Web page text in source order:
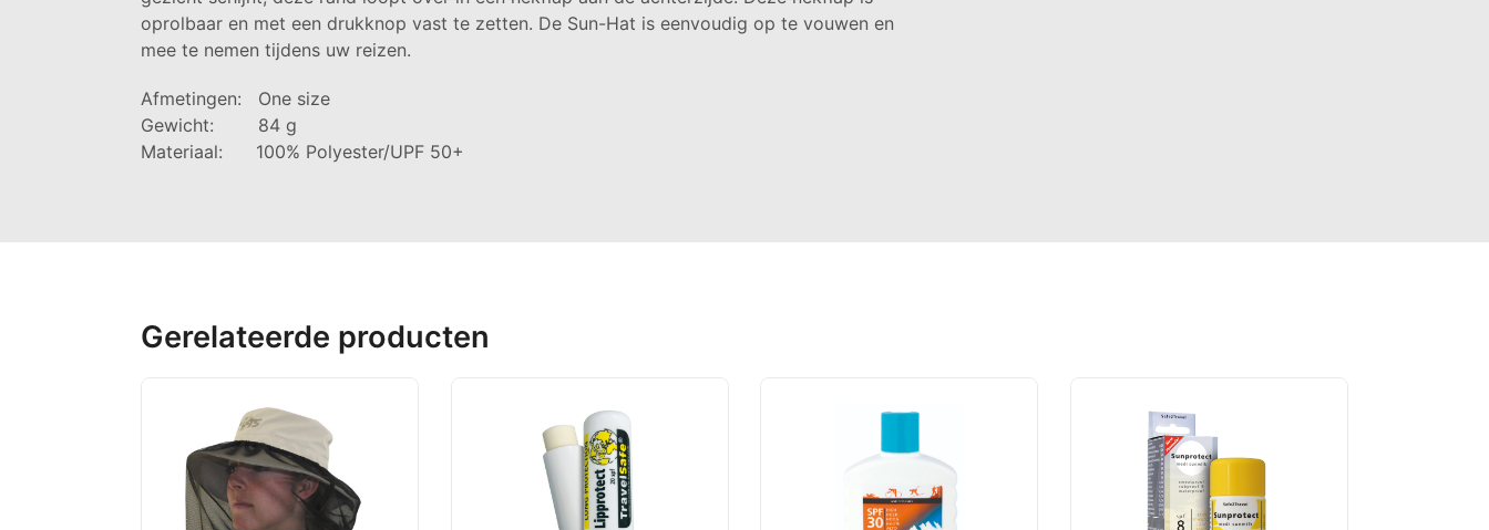
oprolbaar en met een drukknop vast te zetten. De Sun-Hat is eenvoudig op te vouwen en
mee te nemen tijdens uw reizen.
Afmetingen: One size
Gewicht: 84 g
Materiaal: 100% Polyester/UPF 50+
Gerelateerde producten